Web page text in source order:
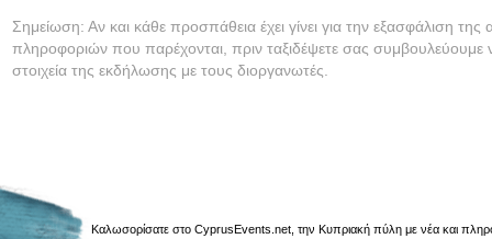
Σημείωση: Αν και κάθε προσπάθεια έχει γίνει για την εξασφάλιση της
πληροφοριών που παρέχονται, πριν ταξιδέψετε σας συμβουλεύουμε
στοιχεία της εκδήλωσης με τους διοργανωτές.
Καλωσορίσατε στο CyprusEvents.net, την Κυπριακή πύλη με νέα και